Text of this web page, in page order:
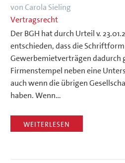
von Carola Sieling
Vertragsrecht
Der BGH hat durch Urteil v.
entschieden, dass die
Gewerbemietverträgen dadurch
Firmenstempel neben eine
auch wenn die übrigen
haben. Wenn…
WEITERLESEN